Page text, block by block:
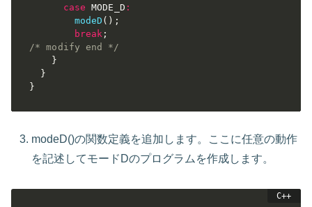
case MODE_D :
modeD ( ) ;
break ;
/* modify end */
}
}
}
modeD()の関数定義を追加します。ここに任意の動作
を記述してモードDのプログラムを作成します。